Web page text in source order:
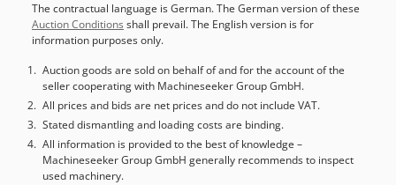
The contractual language is German. The German version of these
Auction Conditions shall prevail. The English version is for
information purposes only.
Auction goods are sold on behalf of and for the account of the
seller cooperating with Machineseeker Group GmbH.
All prices and bids are net prices and do not include VAT.
Stated dismantling and loading costs are binding.
All information is provided to the best of knowledge –
Machineseeker Group GmbH generally recommends to inspect
used machinery.